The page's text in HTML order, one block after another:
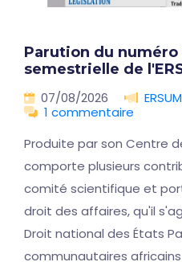
Parution du numéro
semestrielle de
07/08/2026
1 commentaire
Produite par son Centre
comporte plusieurs
comité scientifique et
droit des affaires, qu'il
Droit national des États
communautaires